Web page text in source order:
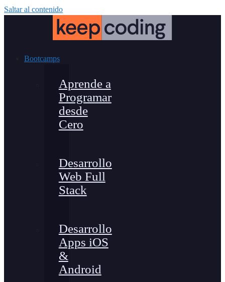
Saltar al contenido
Bootcamps
Aprende a
Programar
desde
Cero
Desarrollo
Web Full
Stack
Desarrollo
Apps iOS
&
Android